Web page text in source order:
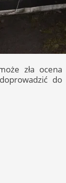
zła ocena
do